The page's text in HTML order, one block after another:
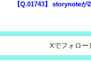
【Q.01743】 storynoteが
Xでフォロー